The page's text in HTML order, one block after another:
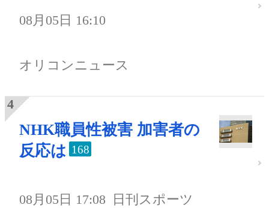
08月05日 16:10
オリコンニュース
NHK職員性被害 加害者の
反応は 168
08月05日 17:08 日刊スポーツ